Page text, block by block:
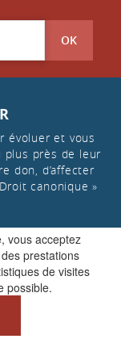
vous acceptez
prestations
de visites
possible.
OK
évoluer et vous
plus près de leur
don, d’affecter
canonique »